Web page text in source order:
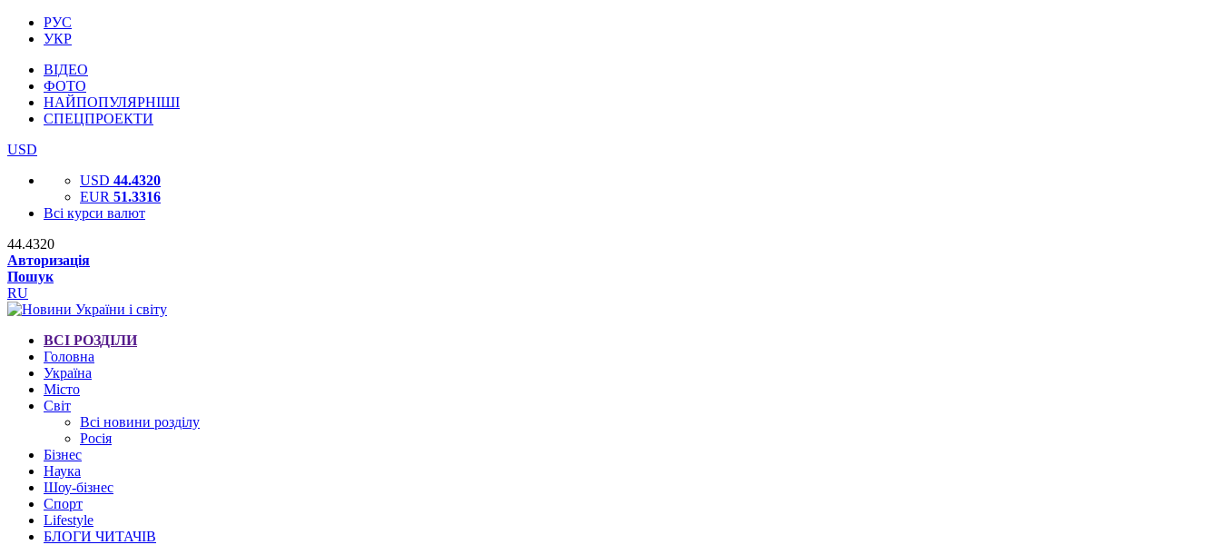
РУС
УКР
ВІДЕО
ФОТО
НАЙПОПУЛЯРНІШІ
СПЕЦПРОЕКТИ
USD
USD 44.4320
EUR 51.3316
Всі курси валют
44.4320
Авторизація
Пошук
RU
ВСІ РОЗДІЛИ
Головна
Україна
Місто
Світ
Всі новини розділу
Росія
Бізнес
Наука
Шоу-бізнес
Спорт
Lifestyle
БЛОГИ ЧИТАЧІВ